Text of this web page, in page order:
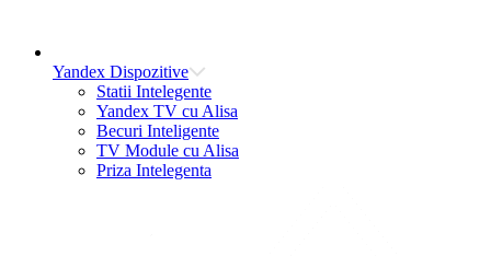
Yandex Dispozitive
Statii Intelegente
Yandex TV cu Alisa
Becuri Inteligente
TV Module cu Alisa
Priza Intelegenta